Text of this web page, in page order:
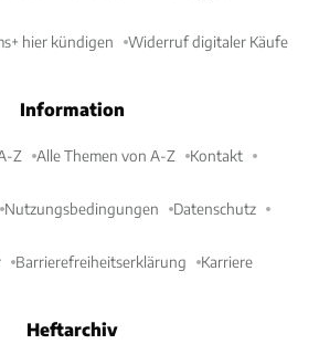
hier kündigen Widerruf digitaler Käufe
Information
Z Alle Themen von A-Z Kontakt
Nutzungsbedingungen Datenschutz
Barrierefreiheitserklärung Karriere
Heftarchiv